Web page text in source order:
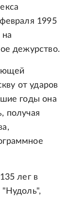
1995
дежурство.
от ударов
годы она
получая
лег в